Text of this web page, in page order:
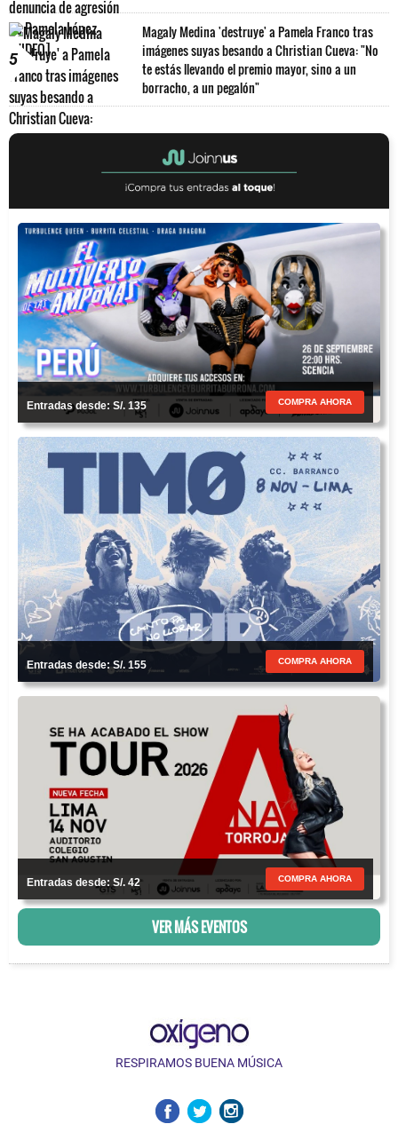
5
Magaly Medina 'destruye' a Pamela Franco tras
imágenes suyas besando a Christian Cueva: "No
te estás llevando el premio mayor, sino a un
borracho, a un pegalón"
Entradas desde: S/. 135 COMPRA AHORA
Entradas desde: S/. 155 COMPRA AHORA
Entradas desde: S/. 42 COMPRA AHORA
VER MÁS EVENTOS
RESPIRAMOS BUENA MÚSICA